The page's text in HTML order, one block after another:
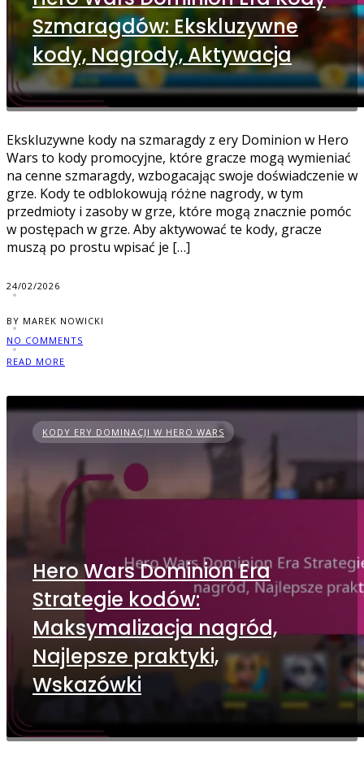
Szmaragdów: Ekskluzywne
kody, Nagrody, Aktywacja
Ekskluzywne kody na szmaragdy z ery Dominion w Hero
Wars to kody promocyjne, które gracze mogą wymieniać
na cenne szmaragdy, wzbogacając swoje doświadczenie w
grze. Kody te odblokowują różne nagrody, w tym
przedmioty i zasoby w grze, które mogą znacznie pomóc
w postępach w grze. Aby aktywować te kody, gracze
muszą po prostu wpisać je […]
24/02/2026
BY MAREK NOWICKI
NO COMMENTS
READ MORE
KODY ERY DOMINACJI W HERO WARS
Hero Wars Dominion Era
Strategie kodów:
Maksymalizacja nagród,
Najlepsze praktyki,
Wskazówki